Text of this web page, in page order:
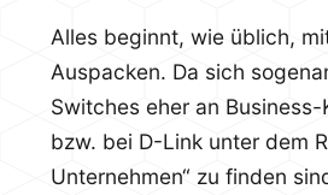
Alles beginnt, wie üblich,
Auspacken. Da sich
Switches eher an
bzw. bei D-Link unter dem
Unternehmen“ zu finden